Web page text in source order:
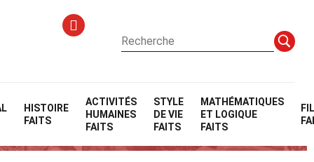
HISTOIRE
FAITS
ACTIVITÉS
HUMAINES
FAITS
STYLE
DE VIE
FAITS
MATHÉMATIQUES
ET LOGIQUE
FAITS